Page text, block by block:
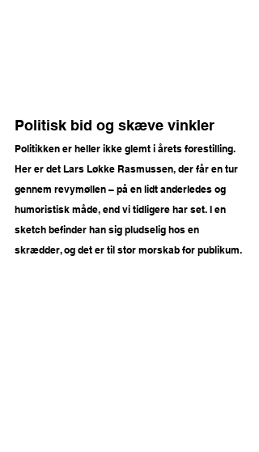
Politisk bid og skæve vinkler
Politikken er heller ikke glemt i årets forestilling.
Her er det Lars Løkke Rasmussen, der får en tur
gennem revymøllen – på en lidt anderledes og
humoristisk måde, end vi tidligere har set. I en
sketch befinder han sig pludselig hos en
skrædder, og det er til stor morskab for publikum.